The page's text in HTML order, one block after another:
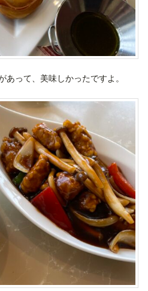
あって、美味しかったですよ。